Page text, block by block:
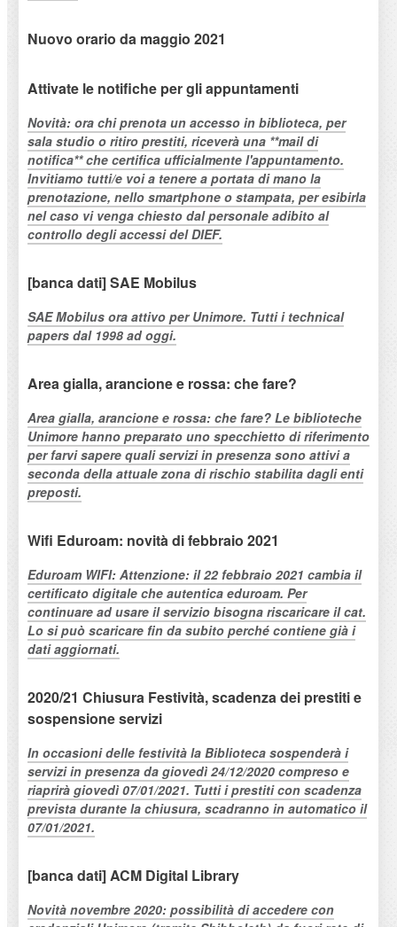
Nuovo orario da maggio 2021
Attivate le notifiche per gli appuntamenti
Novità: ora chi prenota un accesso in biblioteca, per
sala studio o ritiro prestiti, riceverà una **mail di
notifica** che certifica ufficialmente l'appuntamento.
Invitiamo tutti/e voi a tenere a portata di mano la
prenotazione, nello smartphone o stampata, per esibirla
nel caso vi venga chiesto dal personale adibito al
controllo degli accessi del DIEF.
[banca dati] SAE Mobilus
SAE Mobilus ora attivo per Unimore. Tutti i technical
papers dal 1998 ad oggi.
Area gialla, arancione e rossa: che fare?
Area gialla, arancione e rossa: che fare? Le biblioteche
Unimore hanno preparato uno specchietto di riferimento
per farvi sapere quali servizi in presenza sono attivi a
seconda della attuale zona di rischio stabilita dagli enti
preposti.
Wifi Eduroam: novità di febbraio 2021
Eduroam WIFI: Attenzione: il 22 febbraio 2021 cambia il
certificato digitale che autentica eduroam. Per
continuare ad usare il servizio bisogna riscaricare il cat.
Lo si può scaricare fin da subito perché contiene già i
dati aggiornati.
2020/21 Chiusura Festività, scadenza dei prestiti e
sospensione servizi
In occasioni delle festività la Biblioteca sospenderà i
servizi in presenza da giovedì 24/12/2020 compreso e
riaprirà giovedì 07/01/2021. Tutti i prestiti con scadenza
prevista durante la chiusura, scadranno in automatico il
07/01/2021.
[banca dati] ACM Digital Library
Novità novembre 2020: possibilità di accedere con